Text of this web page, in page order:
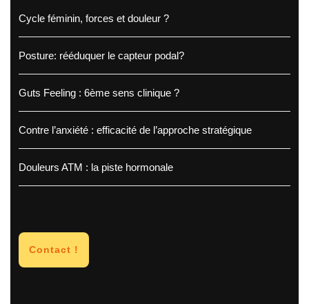
Cycle féminin, forces et douleur ?
Posture: rééduquer le capteur podal?
Guts Feeling : 6ème sens clinique ?
Contre l’anxiété : efficacité de l’approche stratégique
Douleurs ATM : la piste hormonale
Contact !